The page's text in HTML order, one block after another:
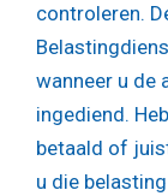
controleren.
wanneer u de
ingediend.
betaald of
u die